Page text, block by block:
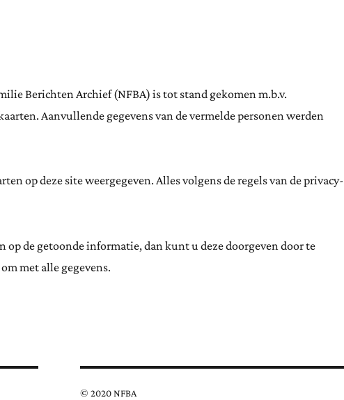
Berichten Archief (NFBA) is tot stand gekomen m.b.v.
Aanvullende gegevens van de vermelde personen werden
op deze site weergegeven. Alles volgens de regels van de privacy-
de getoonde informatie, dan kunt u deze doorgeven door te
met alle gegevens.
© 2020 NFBA